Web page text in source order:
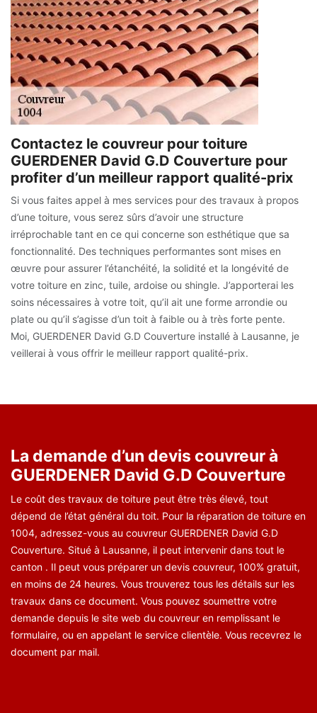
Contactez le couvreur pour toiture
GUERDENER David G.D Couverture pour
profiter d’un meilleur rapport qualité-prix
Si vous faites appel à mes services pour des travaux à propos
d’une toiture, vous serez sûrs d’avoir une structure
irréprochable tant en ce qui concerne son esthétique que sa
fonctionnalité. Des techniques performantes sont mises en
œuvre pour assurer l’étanchéité, la solidité et la longévité de
votre toiture en zinc, tuile, ardoise ou shingle. J’apporterai les
soins nécessaires à votre toit, qu’il ait une forme arrondie ou
plate ou qu’il s’agisse d’un toit à faible ou à très forte pente.
Moi, GUERDENER David G.D Couverture installé à Lausanne, je
veillerai à vous offrir le meilleur rapport qualité-prix.
La demande d’un devis couvreur à
GUERDENER David G.D Couverture
Le coût des travaux de toiture peut être très élevé, tout
dépend de l’état général du toit. Pour la réparation de toiture en
1004, adressez-vous au couvreur GUERDENER David G.D
Couverture. Situé à Lausanne, il peut intervenir dans tout le
canton . Il peut vous préparer un devis couvreur, 100% gratuit,
en moins de 24 heures. Vous trouverez tous les détails sur les
travaux dans ce document. Vous pouvez soumettre votre
demande depuis le site web du couvreur en remplissant le
formulaire, ou en appelant le service clientèle. Vous recevrez le
document par mail.